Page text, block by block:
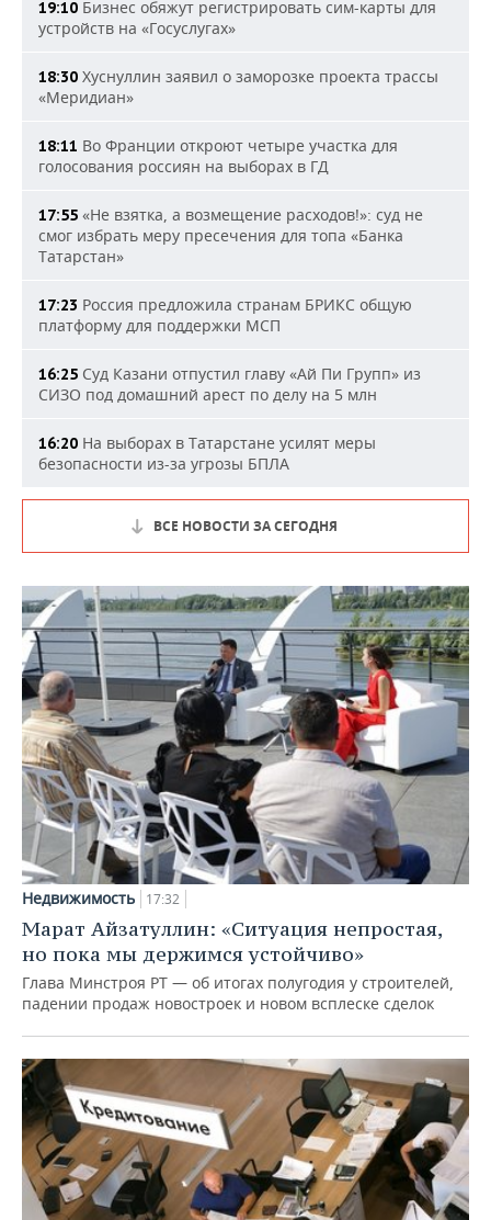
19:10 Бизнес обяжут регистрировать сим-карты для
устройств на «Госуслугах»
18:30 Хуснуллин заявил о заморозке проекта трассы
«Меридиан»
18:11 Во Франции откроют четыре участка для
голосования россиян на выборах в ГД
17:55 «Не взятка, а возмещение расходов!»: суд не
смог избрать меру пресечения для топа «Банка
Татарстан»
17:23 Россия предложила странам БРИКС общую
платформу для поддержки МСП
16:25 Суд Казани отпустил главу «Ай Пи Групп» из
СИЗО под домашний арест по делу на 5 млн
16:20 На выборах в Татарстане усилят меры
безопасности из-за угрозы БПЛА
ВСЕ НОВОСТИ ЗА СЕГОДНЯ
Недвижимость 17:32
Марат Айзатуллин: «Ситуация непростая,
но пока мы держимся устойчиво»
Глава Минстроя РТ — об итогах полугодия у строителей,
падении продаж новостроек и новом всплеске сделок